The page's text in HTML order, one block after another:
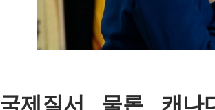
국제질서 물론 캐나